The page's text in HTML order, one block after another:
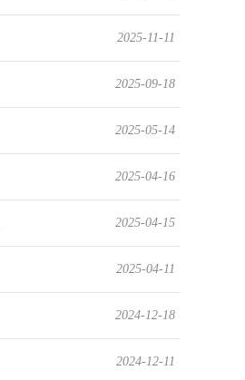
2025-11-11
2025-09-18
2025-05-14
2025-04-16
2025-04-15
2025-04-11
2024-12-18
2024-12-11